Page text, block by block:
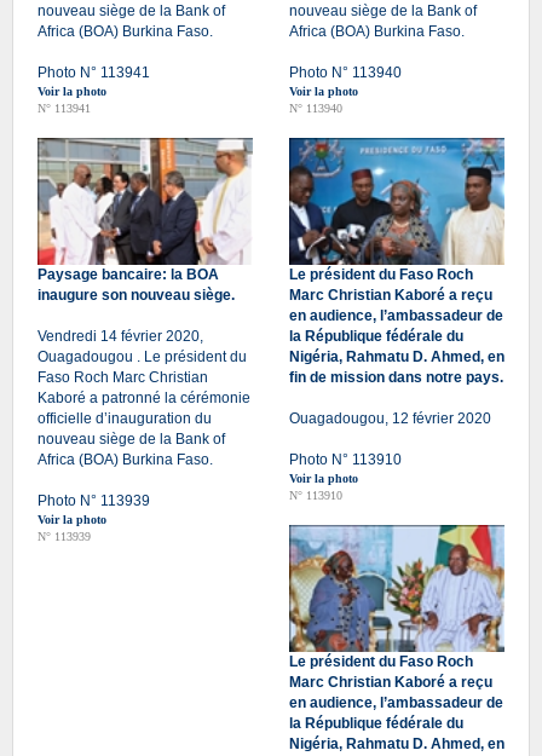
nouveau siège de la Bank of
Africa (BOA) Burkina Faso.
Photo N° 113941
Voir la photo
N° 113941
nouveau siège de la Bank of
Africa (BOA) Burkina Faso.
Photo N° 113940
Voir la photo
N° 113940
Paysage bancaire: la BOA
inaugure son nouveau siège.
Vendredi 14 février 2020,
Ouagadougou . Le président du
Faso Roch Marc Christian
Kaboré a patronné la cérémonie
officielle d’inauguration du
nouveau siège de la Bank of
Africa (BOA) Burkina Faso.
Photo N° 113939
Voir la photo
N° 113939
Le président du Faso Roch
Marc Christian Kaboré a reçu
en audience, l’ambassadeur de
la République fédérale du
Nigéria, Rahmatu D. Ahmed, en
fin de mission dans notre pays.
Ouagadougou, 12 février 2020
Photo N° 113910
Voir la photo
N° 113910
Le président du Faso Roch
Marc Christian Kaboré a reçu
en audience, l’ambassadeur de
la République fédérale du
Nigéria, Rahmatu D. Ahmed, en